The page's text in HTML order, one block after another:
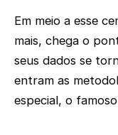
Em meio a esse
mais, chega o
seus dados se
entram as
especial, o